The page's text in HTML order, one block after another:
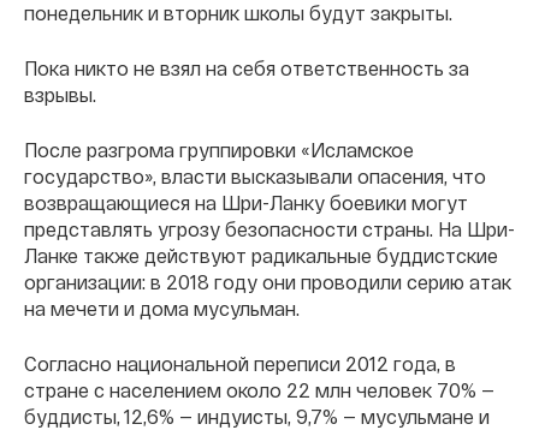
понедельник и вторник школы будут закрыты.
Пока никто не взял на себя ответственность за
взрывы.
После разгрома группировки «Исламское
государство», власти высказывали опасения, что
возвращающиеся на Шри-Ланку боевики могут
представлять угрозу безопасности страны. На Шри-
Ланке также действуют радикальные буддистские
организации: в 2018 году они проводили серию атак
на мечети и дома мусульман.
Согласно национальной переписи 2012 года, в
стране с населением около 22 млн человек 70% —
буддисты, 12,6% — индуисты, 9,7% — мусульмане и